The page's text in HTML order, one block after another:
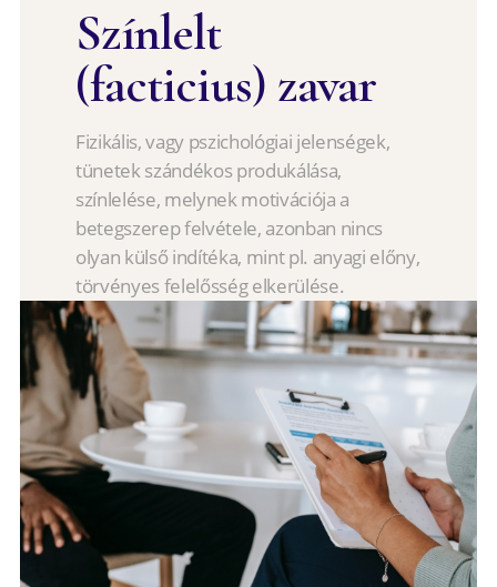
Színlelt
(facticius) zavar
Fizikális, vagy pszichológiai jelenségek,
tünetek szándékos produkálása,
színlelése, melynek motivációja a
betegszerep felvétele, azonban nincs
olyan külső indítéka, mint pl. anyagi előny,
törvényes felelősség elkerülése.